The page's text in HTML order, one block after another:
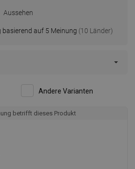
auf 5 Meinung (10 Länder)
Aussehen
Andere Varianten
betrifft dieses Produkt